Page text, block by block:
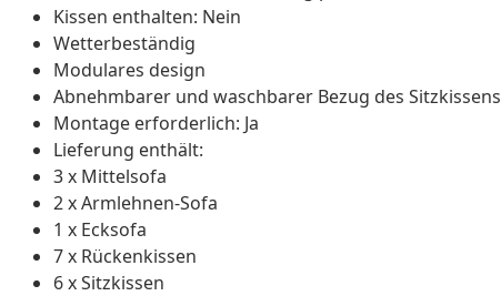
Kissen enthalten: Nein
Wetterbeständig
Modulares design
Abnehmbarer und waschbarer Bezug des Sitzkissens
Montage erforderlich: Ja
Lieferung enthält:
3 x Mittelsofa
2 x Armlehnen-Sofa
1 x Ecksofa
7 x Rückenkissen
6 x Sitzkissen